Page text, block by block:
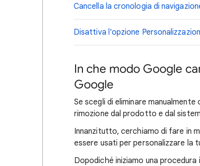
Cancella la cronologia di
Disattiva l'opzione
In che modo Google
Google
Se scegli di eliminare
rimozione dal prodotto e dal
Innanzitutto, cerchiamo di fare in
essere usati per personalizzare la
Dopodiché iniziamo una